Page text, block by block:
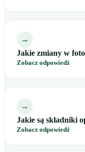
→
Jakie zmiany w
Zobacz odpowiedź
→
Jakie są składniki
Zobacz odpowiedź